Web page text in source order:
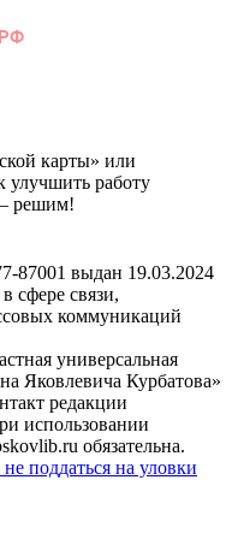
карты» или
улучшить работу
решим!
выдан 19.03.2024
сфере связи,
коммуникаций
универсальная
Яковлевича Курбатова»
редакции
использовании
обязательна.
поддаться на уловки